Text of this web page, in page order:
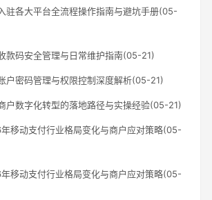
驻各大平台全流程操作指南与避坑手册(05-
款码安全管理与日常维护指南(05-21)
户密码管理与权限控制深度解析(05-21)
户数字化转型的落地路径与实操经验(05-21)
移动支付行业格局变化与商户应对策略(05-
移动支付行业格局变化与商户应对策略(05-